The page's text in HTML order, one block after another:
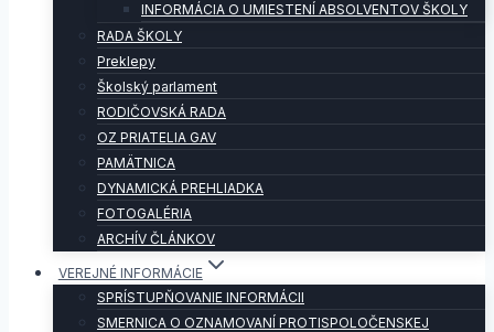
INFORMÁCIA O UMIESTENÍ ABSOLVENTOV ŠKOLY
RADA ŠKOLY
Preklepy
Školský parlament
RODIČOVSKÁ RADA
OZ PRIATELIA GAV
PAMÄTNICA
DYNAMICKÁ PREHLIADKA
FOTOGALÉRIA
ARCHÍV ČLÁNKOV
VEREJNÉ INFORMÁCIE
SPRÍSTUPŇOVANIE INFORMÁCII
SMERNICA O OZNAMOVANÍ PROTISPOLOČENSKEJ